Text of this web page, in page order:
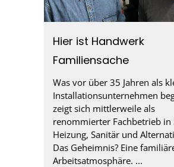
Hier ist Handwerk
Familiensache
Was vor über 35 Jahren als
Installationsunternehmen
zeigt sich mittlerweile als
renommierter Fachbetrieb in
Heizung, Sanitär und
Das Geheimnis? Eine
Arbeitsatmosphäre. ...